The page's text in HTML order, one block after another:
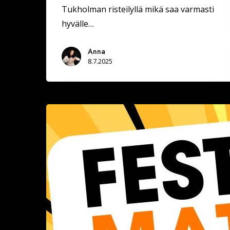
Tukholman risteilyllä mikä saa varmasti
hyvälle…
Anna
8.7.2025
Festarimatch
by
Deittisirkus
la
19.7.2025
Vauhtiajot